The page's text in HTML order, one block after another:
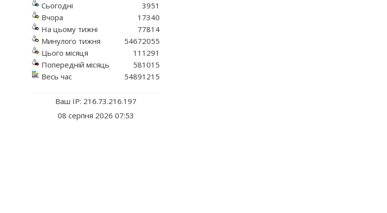
Сьогодні
Вчора
На цьому тижні
Минулого тижня
Цього місяця
Попередній місяць
Весь час
3951
17340
77814
54672055
111291
581015
54891215
Ваш IP: 216.73.216.197
08 серпня 2026 07:53